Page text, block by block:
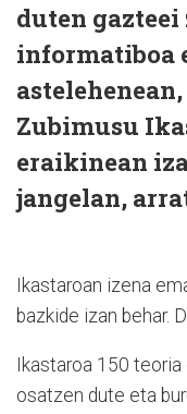
duten
informatiboa
Zubimusu
eraikinean
jangelan,
Ikastaroan izena
bazkide izan behar.
Ikastaroa 150
osatzen dute eta